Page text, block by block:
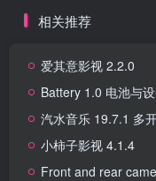
相关推荐
爱其意影视 2.2.0
Battery 1.0 电池与
汽水音乐 19.7.1 多
小柿子影视 4.1.4
Front and rear